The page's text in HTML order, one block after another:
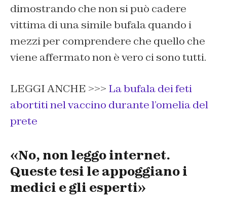
dimostrando che non si può cadere
vittima di una simile bufala quando i
mezzi per comprendere che quello che
viene affermato non è vero ci sono tutti.
LEGGI ANCHE >>> La bufala dei feti
abortiti nel vaccino durante l’omelia del
prete
«No, non leggo internet.
Queste tesi le appoggiano i
medici e gli esperti»